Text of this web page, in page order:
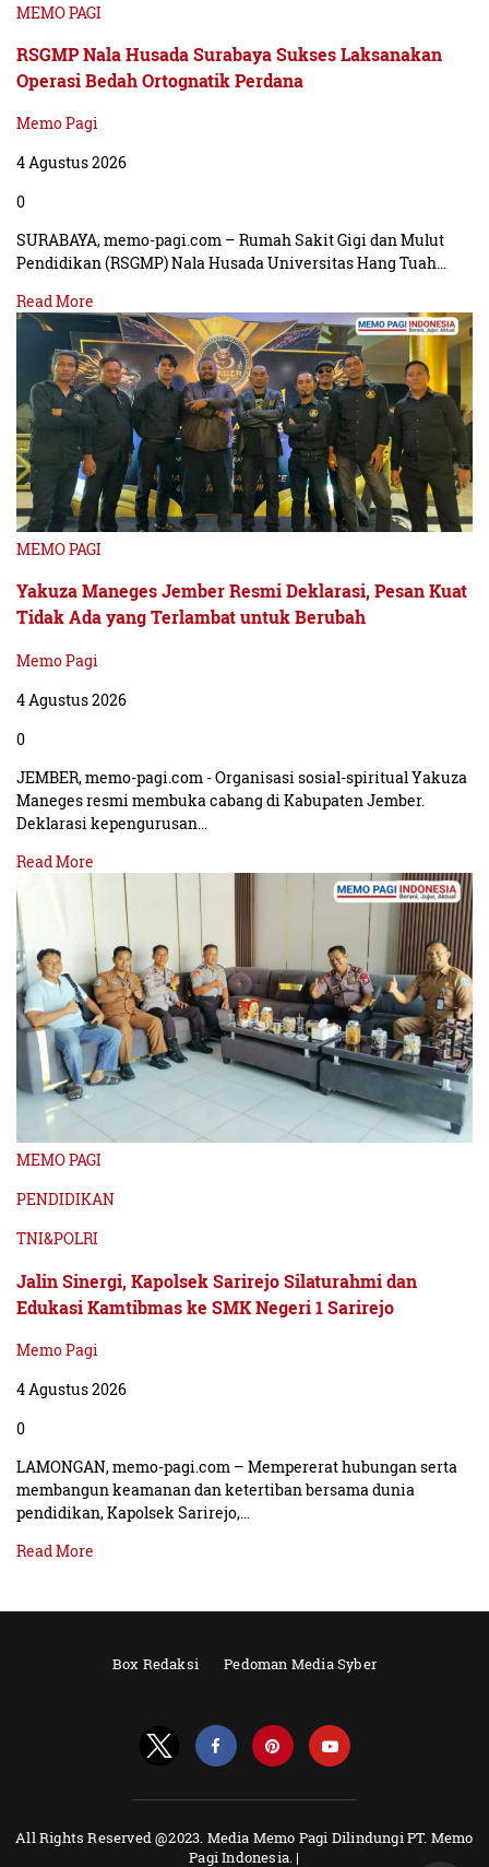
MEMO PAGI
RSGMP Nala Husada Surabaya Sukses Laksanakan
Operasi Bedah Ortognatik Perdana
Memo Pagi
4 Agustus 2026
0
SURABAYA, memo-pagi.com – Rumah Sakit Gigi dan Mulut
Pendidikan (RSGMP) Nala Husada Universitas Hang Tuah…
Read More
MEMO PAGI
Yakuza Maneges Jember Resmi Deklarasi, Pesan Kuat
Tidak Ada yang Terlambat untuk Berubah
Memo Pagi
4 Agustus 2026
0
JEMBER, memo-pagi.com - Organisasi sosial-spiritual Yakuza
Maneges resmi membuka cabang di Kabupaten Jember.
Deklarasi kepengurusan…
Read More
MEMO PAGI
PENDIDIKAN
TNI&POLRI
Jalin Sinergi, Kapolsek Sarirejo Silaturahmi dan
Edukasi Kamtibmas ke SMK Negeri 1 Sarirejo
Memo Pagi
4 Agustus 2026
0
LAMONGAN, memo-pagi.com – Mempererat hubungan serta
membangun keamanan dan ketertiban bersama dunia
pendidikan, Kapolsek Sarirejo,…
Read More
Box Redaksi Pedoman Media Syber
All Rights Reserved @2023. Media Memo Pagi Dilindungi PT. Memo
Pagi Indonesia. |